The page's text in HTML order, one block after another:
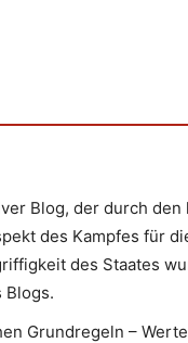
Blog, der durch den
des Kampfes für
des Staates
Blogs.
Grundregeln –